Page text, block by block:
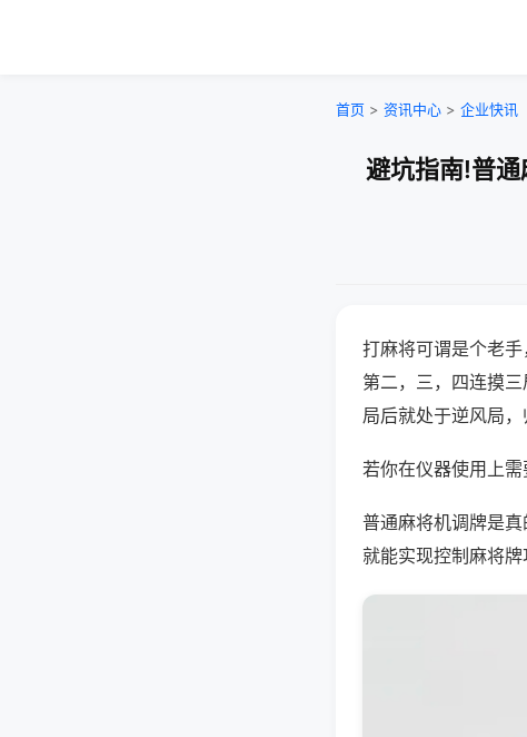
首页 > 资讯中心 > 企业快讯
避坑指南!普
打麻将可谓是个老
第二，三，四连摸
局后就处于逆风局，
若你在仪器使用上
普通麻将机调牌是
就能实现控制麻将牌